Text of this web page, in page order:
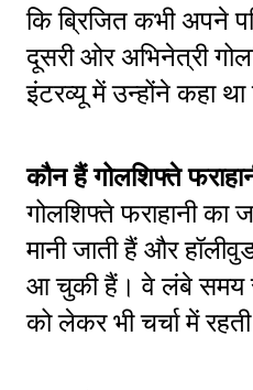
कि ब्रिजित कभी अपने
दूसरी ओर अभिनेत्री
इंटरव्यू में उन्होंने कहा
कौन हैं गोलशिफ्ते
गोलशिफ्ते फराहानी का
मानी जाती हैं और
आ चुकी हैं। वे लंबे समय से
को लेकर भी चर्चा में